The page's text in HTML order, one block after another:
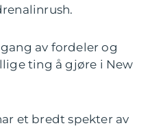
av fordeler og
ting å gjøre i New
et bredt spekter av